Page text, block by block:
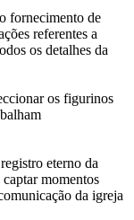
fornecimento de
referentes a
os detalhes da
os figurinos
eterno da
momentos
da igreja